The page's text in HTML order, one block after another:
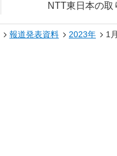
NTT東日本の取
報道発表資料 2023年 1月